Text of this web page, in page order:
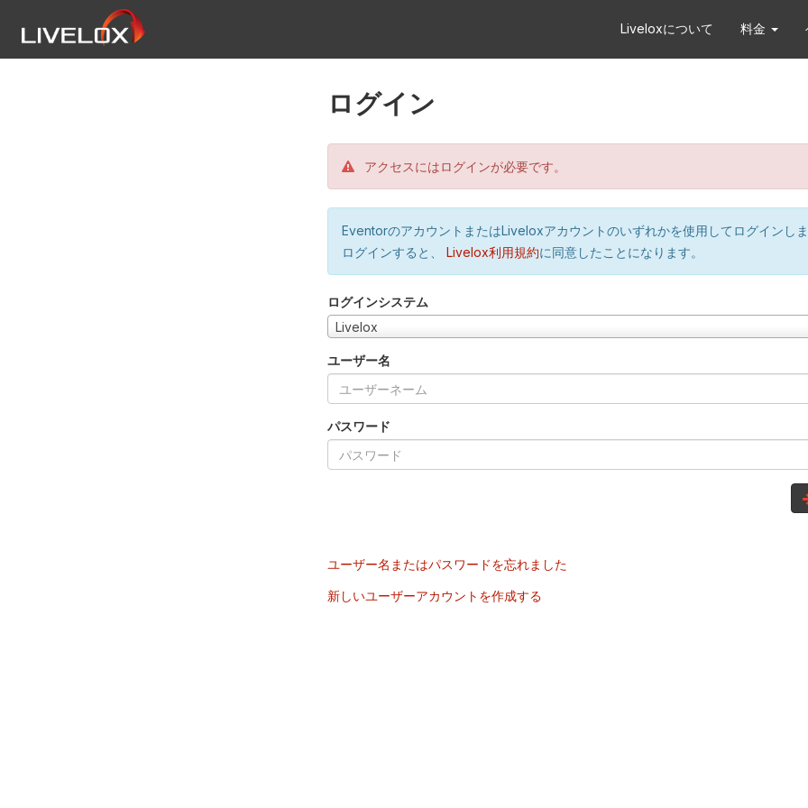
Liveloxについて 料金
ログイン
アクセスにはログインが必要です。
EventorのアカウントまたはLiveloxアカウントのいずれかを使用してログインし
ログインすると、
Livelox利用規約に同意したことになります。
ログインシステム
Livelox
ユーザー名
パスワード
ユーザー名またはパスワードを忘れました
新しいユーザーアカウントを作成する